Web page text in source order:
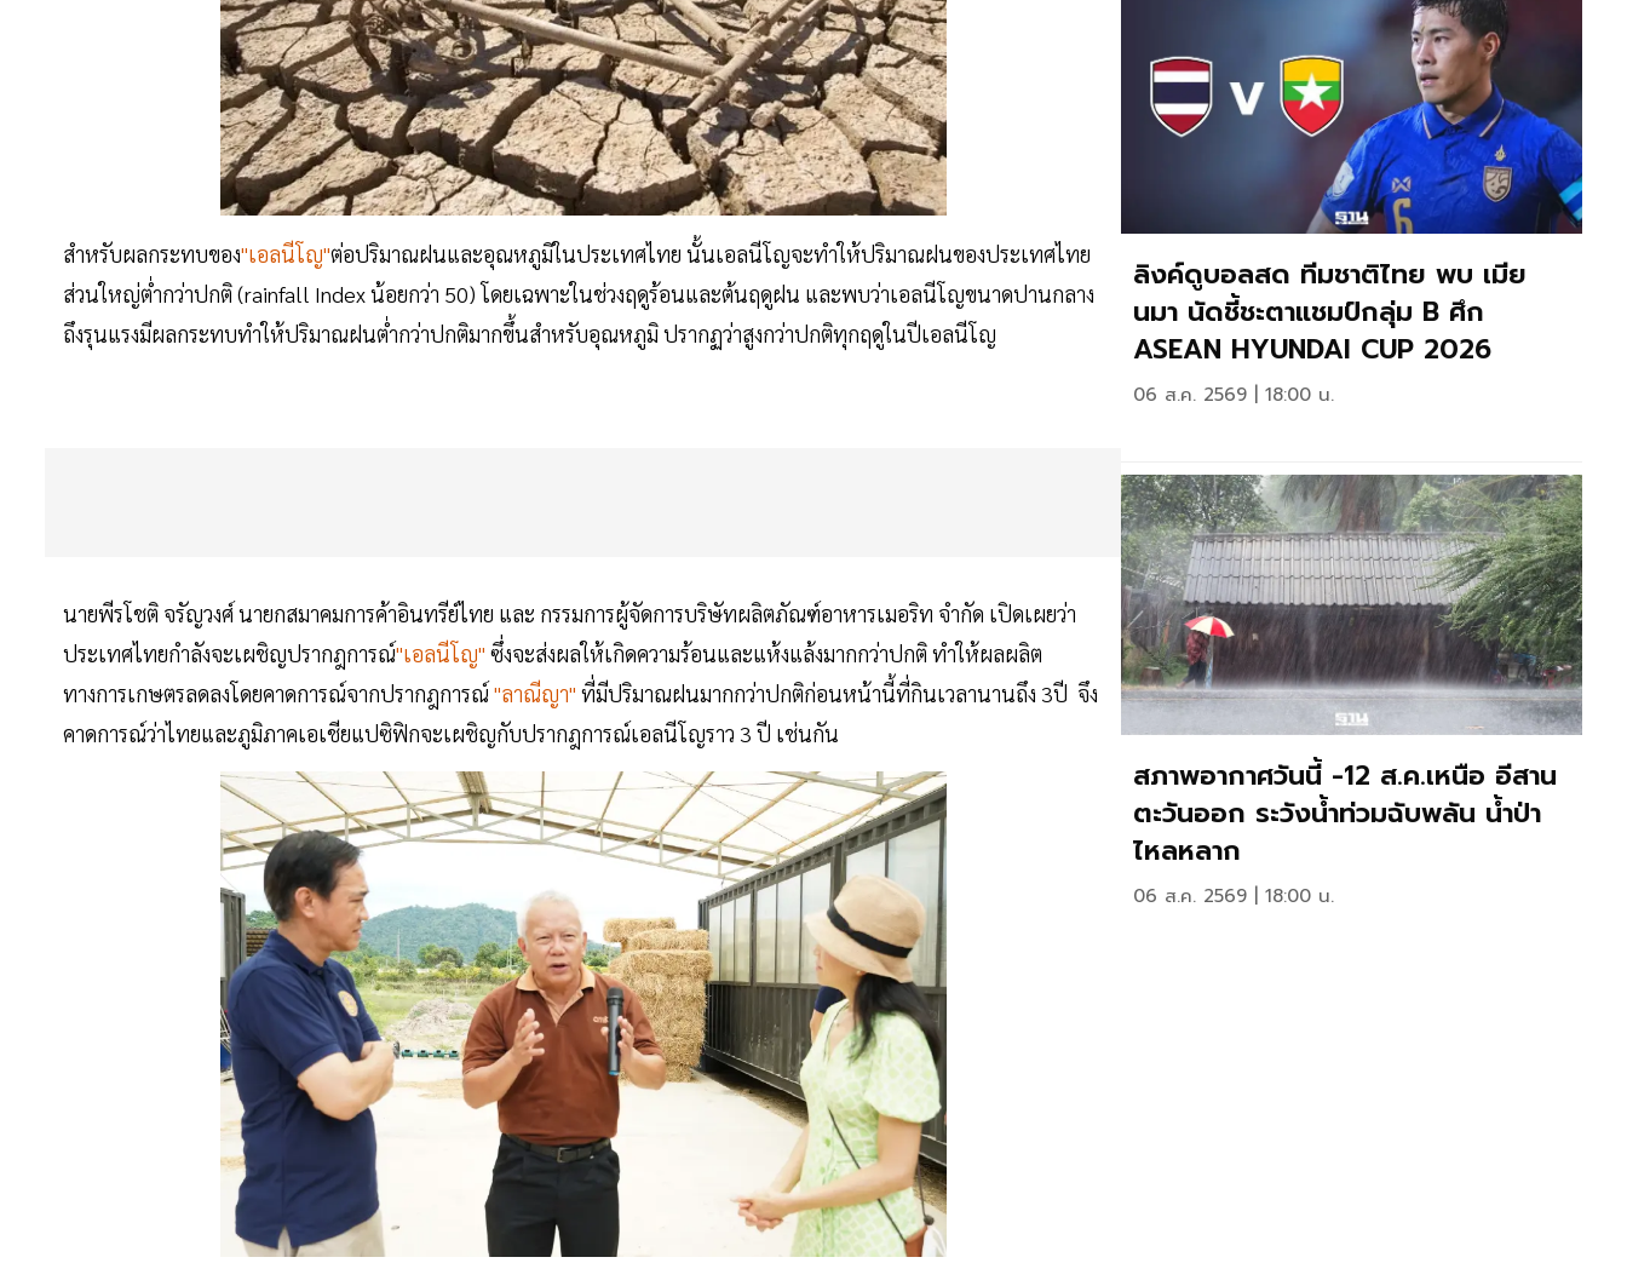
สำหรับผลกระทบของ"เอลนีโญ"ต่อปริมาณฝนและอุณหภูมิในประเทศไทย นั้นเอลนีโญจะทำให้ปริมาณฝนของประเทศไทย
ส่วนใหญ่ต่ำกว่าปกติ (rainfall Index น้อยกว่า 50) โดยเฉพาะในช่วงฤดูร้อนและต้นฤดูฝน และพบว่าเอลนีโญขนาดปานกลาง
ถึงรุนแรงมีผลกระทบทำให้ปริมาณฝนต่ำกว่าปกติมากขึ้นสำหรับอุณหภูมิ ปรากฏว่าสูงกว่าปกติทุกฤดูในปีเอลนีโญ
นายพีรโชติ จรัญวงศ์ นายกสมาคมการค้าอินทรีย์ไทย และ กรรมการผู้จัดการบริษัทผลิตภัณฑ์อาหารเมอริท จำกัด เปิดเผยว่า
ประเทศไทยกำลังจะเผชิญปรากฎการณ์"เอลนีโญ" ซึ่งจะส่งผลให้เกิดความร้อนและแห้งแล้งมากกว่าปกติ ทำให้ผลผลิต
ทางการเกษตรลดลงโดยคาดการณ์จากปรากฎการณ์ "ลาณีญา" ที่มีปริมาณฝนมากกว่าปกติก่อนหน้านี้ที่กินเวลานานถึง 3ปี จึง
คาดการณ์ว่าไทยและภูมิภาคเอเชียแปซิฟิกจะเผชิญกับปรากฎการณ์เอลนีโญราว 3 ปี เช่นกัน
ลิงค์ดูบอลสด ทีมชาติไทย พบ เมีย
นมา นัดชี้ชะตาแชมป์กลุ่ม B ศึก
ASEAN HYUNDAI CUP 2026
06 ส.ค. 2569 | 18:00 น.
สภาพอากาศวันนี้ -12 ส.ค.เหนือ อีสาน
ตะวันออก ระวังน้ำท่วมฉับพลัน น้ำป่า
ไหลหลาก
06 ส.ค. 2569 | 18:00 น.